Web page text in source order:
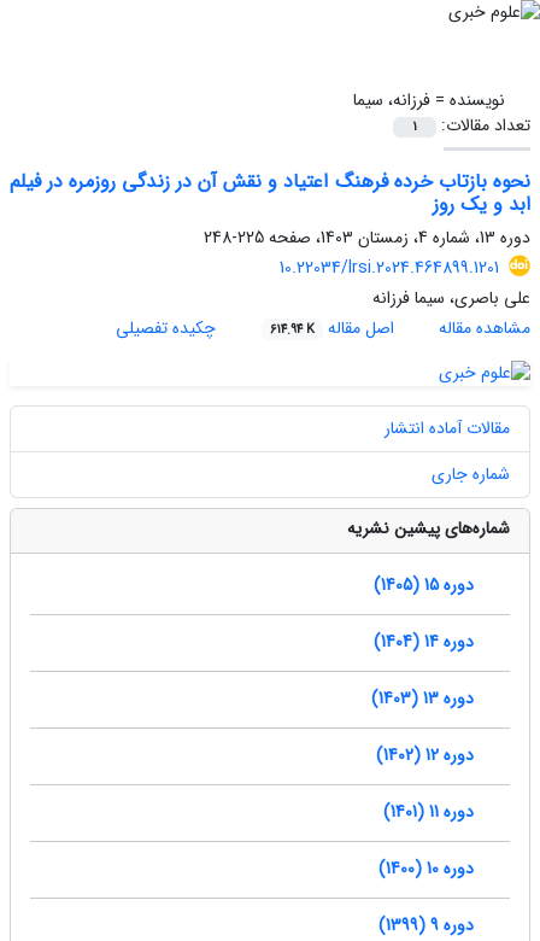
نویسنده =فرزانه، سیما
تعداد مقالات:
1
نحوه بازتاب خرده فرهنگ اعتیاد و نقش آن در زندگی روزمره در فیلم
ابد و یک روز
دوره 13، شماره 4، زمستان 1403، صفحه
225-248
10.22034/lrsi.2024.464899.1201
علی باصری، سیما فرزانه
مشاهده مقاله
اصل مقاله 614.94 K چکیده تفصیلی
مقالات آماده انتشار
شماره جاری
شماره‌های پیشین نشریه
دوره 15 (1405)
دوره 14 (1404)
دوره 13 (1403)
دوره 12 (1402)
دوره 11 (1401)
دوره 10 (1400)
دوره 9 (1399)